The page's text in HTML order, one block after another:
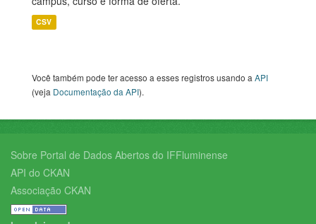
CSV
Você também pode ter acesso a esses registros usando aAPI
(veja Documentação da API).
Sobre Portal de Dados Abertos do IFFluminense
API do CKAN
Associação CKAN